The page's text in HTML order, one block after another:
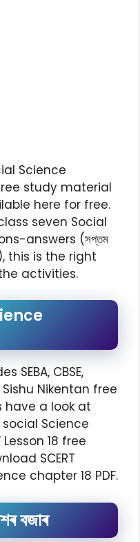
Science
study material
here for free.
seven Social
answers (সপ্তম
this is the right
activities.
SEBA, CBSE,
Sishu Nikentan free
have a look at
Science
Lesson 18 free
SCERT
chapter 18 PDF.
বজাৰ